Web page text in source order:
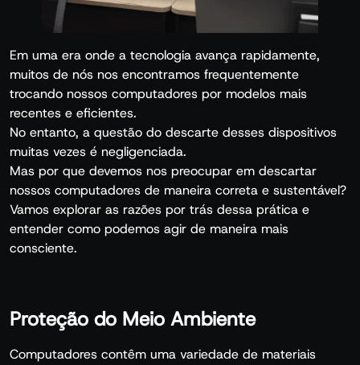
Em uma era onde a tecnologia avança rapidamente,
muitos de nós nos encontramos frequentemente
trocando nossos computadores por modelos mais
recentes e eficientes.
No entanto, a questão do descarte desses dispositivos
muitas vezes é negligenciada.
Mas por que devemos nos preocupar em descartar
nossos computadores de maneira correta e sustentável?
Vamos explorar as razões por trás dessa prática e
entender como podemos agir de maneira mais
consciente.
Proteção do Meio Ambiente
Computadores contêm uma variedade de materiais